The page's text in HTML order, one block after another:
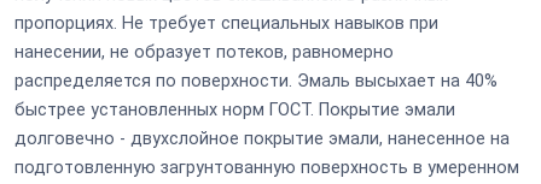
пропорциях. Не требует специальных навыков при
нанесении, не образует потеков, равномерно
распределяется по поверхности. Эмаль высыхает на 40%
быстрее установленных норм ГОСТ. Покрытие эмали
долговечно - двухслойное покрытие эмали, нанесенное на
подготовленную загрунтованную поверхность в умеренном